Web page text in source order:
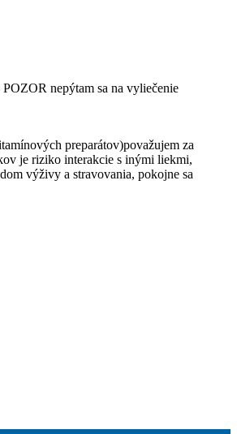
nepýtam sa na vyliečenie
preparátov)považujem za
je riziko interakcie s inými liekmi,
výživy a stravovania, pokojne sa